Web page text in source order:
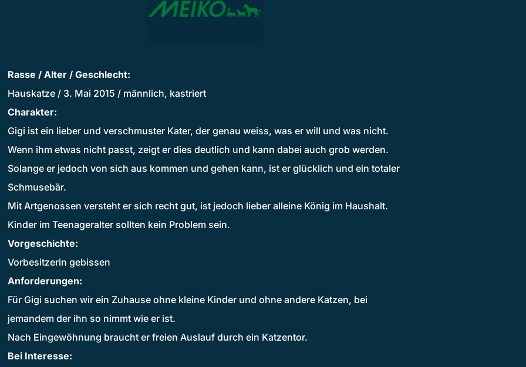
Rasse / Alter / Geschlecht:
Hauskatze / 3. Mai 2015 / männlich, kastriert
Charakter:
Gigi ist ein lieber und verschmuster Kater, der genau weiss, was er will und was nicht.
Wenn ihm etwas nicht passt, zeigt er dies deutlich und kann dabei auch grob werden.
Solange er jedoch von sich aus kommen und gehen kann, ist er glücklich und ein totaler
Schmusebär.
Mit Artgenossen versteht er sich recht gut, ist jedoch lieber alleine König im Haushalt.
Kinder im Teenageralter sollten kein Problem sein.
Vorgeschichte:
Vorbesitzerin gebissen
Anforderungen:
Für Gigi suchen wir ein Zuhause ohne kleine Kinder und ohne andere Katzen, bei
jemandem der ihn so nimmt wie er ist.
Nach Eingewöhnung braucht er freien Auslauf durch ein Katzentor.
Bei Interesse: